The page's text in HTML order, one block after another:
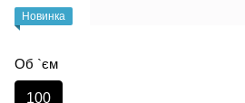
Новинка
Об `єм
100